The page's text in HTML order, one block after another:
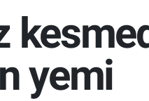
yemi